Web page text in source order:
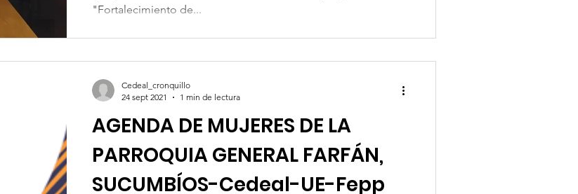
"Fortalecimiento de...
AGENDA DE MUJERES DE LA
PARROQUIA GENERAL FARFÁN,
SUCUMBÍOS-Cedeal-UE-Fepp
Cedeal_cronquillo
24 sept 2021
1 min de lectura